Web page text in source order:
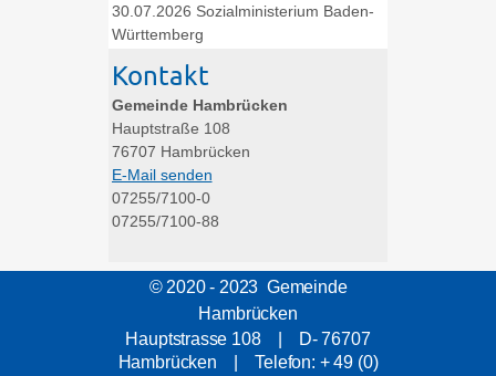
30.07.2026 Sozialministerium Baden-
Württemberg
Kontakt
Gemeinde Hambrücken
Hauptstraße 108
76707 Hambrücken
E-Mail senden
07255/7100-0
07255/7100-88
© 2020 - 2023 Gemeinde
Hambrücken
Hauptstrasse 108 | D- 76707
Hambrücken | Telefon: + 49 (0)